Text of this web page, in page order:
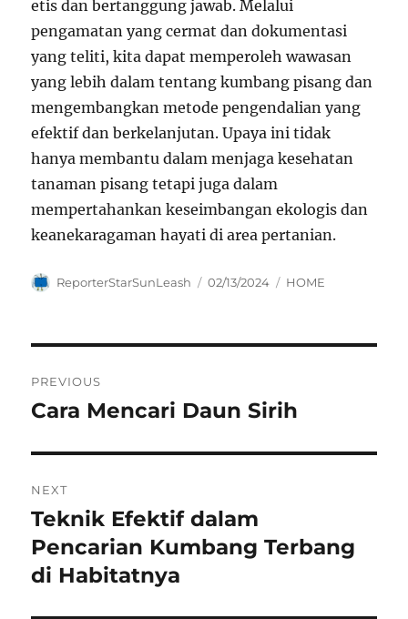
etis dan bertanggung jawab. Melalui
pengamatan yang cermat dan dokumentasi
yang teliti, kita dapat memperoleh wawasan
yang lebih dalam tentang kumbang pisang dan
mengembangkan metode pengendalian yang
efektif dan berkelanjutan. Upaya ini tidak
hanya membantu dalam menjaga kesehatan
tanaman pisang tetapi juga dalam
mempertahankan keseimbangan ekologis dan
keanekaragaman hayati di area pertanian.
Author
ReporterStarSunLeash
Posted
02/13/2024 Categories
HOME
pos
PREVIOUS
Previous
Cara Mencari Daun Sirih
NEXT
Next
post:
Teknik Efektif dalam
Pencarian Kumbang Terbang
di Habitatnya